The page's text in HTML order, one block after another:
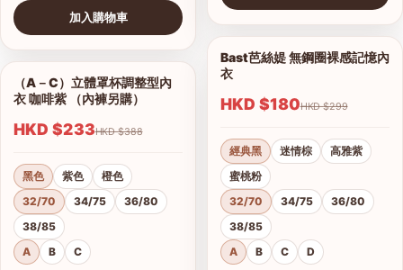
加入購物車
1/5
查看圖片
（A－C）立體罩杯調整型內
衣 咖啡紫 （內褲另購）
HKD $233 HKD $388
黑色 紫色
橙色
32/70
34/75
36/80
38/85
A
B C
1/15
查看圖片
Bast芭絲媞 無鋼圈裸感記憶內
衣
HKD $180 HKD $299
經典黑 迷情棕
高雅紫
蜜桃粉
32/70
34/75
36/80
38/85
A
B C D